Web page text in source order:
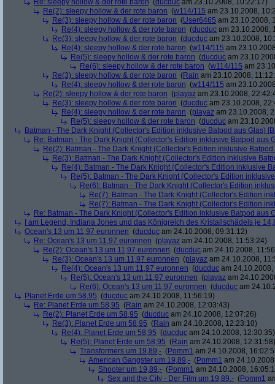
Re: sleepy hollow & der rote baron (ducduc am 23.10.2008, 10:22:17)
Re(2): sleepy hollow & der rote baron (w114/115 am 23.10.2008,
Re(3): sleepy hollow & der rote baron (User6465 am 23.10.2008,
Re(4): sleepy hollow & der rote baron (ducduc am 23.10.2008,
Re(3): sleepy hollow & der rote baron (ducduc am 23.10.2008,
Re(4): sleepy hollow & der rote baron (w114/115 am
Re(5): sleepy hollow & der rote baron (ducduc am
Re(6): sleepy hollow & der rote baron (w114/115 am
Re(3): sleepy hollow & der rote baron (Rain am 23.10.2008,
Re(4): sleepy hollow & der rote baron (w114/115 am
Re(2): sleepy hollow & der rote baron (playaz am 23.10.2008,
Re(3): sleepy hollow & der rote baron (ducduc am 23.10.2008,
Re(4): sleepy hollow & der rote baron (playaz am 23.10.2008,
Re(5): sleepy hollow & der rote baron (ducduc am
Batman - The Dark Knight (Collector's Edition inklusive Batpod aus Glas)
Re: Batman - The Dark Knight (Collector's Edition inklusive Batpod aus
Re(2): Batman - The Dark Knight (Collector's Edition inklusive
Re(3): Batman - The Dark Knight (Collector's Edition inklusive
Re(4): Batman - The Dark Knight (Collector's Edition inklusive
Re(5): Batman - The Dark Knight (Collector's Edition
Re(6): Batman - The Dark Knight (Collector's Edition
Re(7): Batman - The Dark Knight (Collector's Edition
Re(7): Batman - The Dark Knight (Collector's Edition
Re: Batman - The Dark Knight (Collector's Edition inklusive Batpod aus
I am Legend, Indiana Jones und das Königreich des Kristallschädels je
Ocean's 13 um 11,97 euronnen (ducduc am 24.10.2008, 09:31:12)
Re: Ocean's 13 um 11,97 euronnen (playaz am 24.10.2008, 11:53:24)
Re(2): Ocean's 13 um 11,97 euronnen (ducduc am 24.10.2008,
Re(3): Ocean's 13 um 11,97 euronnen (playaz am 24.10.2008,
Re(4): Ocean's 13 um 11,97 euronnen (ducduc am
Re(5): Ocean's 13 um 11,97 euronnen (playaz am
Re(6): Ocean's 13 um 11,97 euronnen (ducduc am
Planet Erde um 58,95 (ducduc am 24.10.2008, 11:56:19)
Re: Planet Erde um 58,95 (Rain am 24.10.2008, 12:03:43)
Re(2): Planet Erde um 58,95 (ducduc am 24.10.2008, 12:07:26)
Re(3): Planet Erde um 58,95 (Rain am 24.10.2008, 12:23:10)
Re(4): Planet Erde um 58,95 (ducduc am 24.10.2008, 12:30:35)
Re(5): Planet Erde um 58,95 (Rain am 24.10.2008, 12:31:58)
Transformers um 19,89,- (Pomm1 am 24.10.2008,
American Gangster um 19,89,- (Pomm1 am
Shooter um 19,89,- (Pomm1 am 24.10.2008,
Sex and the City - Der Film um 19,89,- (Pomm1